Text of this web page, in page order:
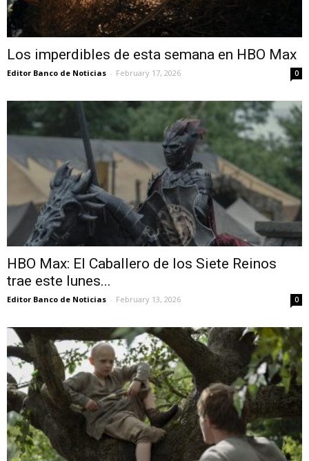
Los imperdibles de esta semana en HBO Max
Editor Banco de Noticias - February 17, 2026 0
HBO Max: El Caballero de los Siete Reinos
trae este lunes...
Editor Banco de Noticias - February 13, 2026 0